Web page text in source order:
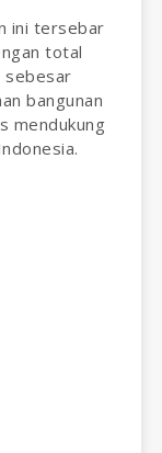
ini tersebar
total
sebesar
bangunan
mendukung